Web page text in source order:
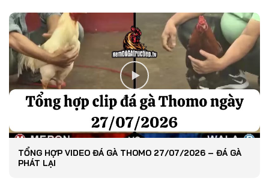
TỔNG HỢP VIDEO ĐÁ GÀ THOMO 27/07/2026 – ĐÁ GÀ
PHÁT LẠI